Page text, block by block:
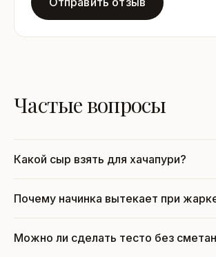
Частые вопросы
Какой сыр взять для хачапури?
Почему начинка вытекает при
Можно ли сделать тесто без